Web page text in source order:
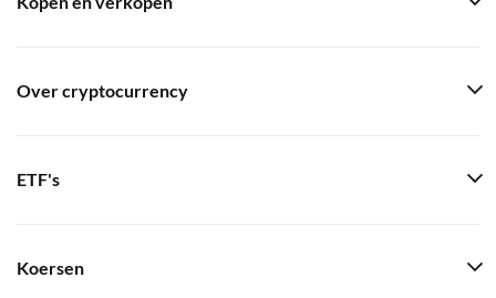
Over cryptocurrency
ETF's
Koersen